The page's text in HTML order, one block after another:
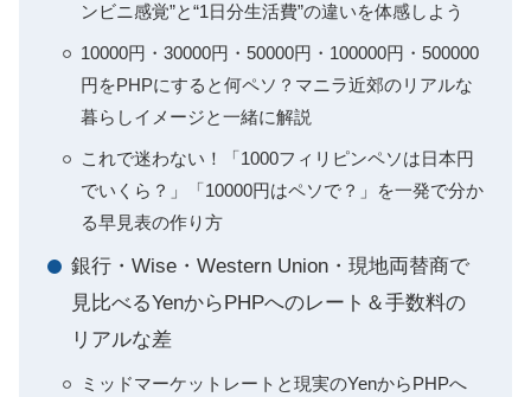
ンビニ感覚”と“1日分生活費”の違いを体感しよう
10000円・30000円・50000円・100000円・500000
円をPHPにすると何ペソ？マニラ近郊のリアルな
暮らしイメージと一緒に解説
これで迷わない！「1000フィリピンペソは日本円
でいくら？」「10000円はペソで？」を一発で分か
る早見表の作り方
銀行・Wise・Western Union・現地両替商で
見比べるYenからPHPへのレート＆手数料の
リアルな差
ミッドマーケットレートと現実のYenからPHPへ